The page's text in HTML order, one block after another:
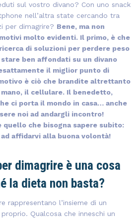
sul vostro divano? Con uno snack
nell’altra state cercando tra
per dimagrire? Bene, ma non
molto evidenti. Il primo, è che
di soluzioni per perdere peso
ben affondati su un divano
il miglior punto di
è ciò che brandite altrettanto
il cellulare. Il benedetto,
ci porta il mondo in casa… anche
noi ad andargli incontro!
quello che bisogna sapere subito:
affidarvi alla buona volontà!
dimagrire è una cosa
la dieta non basta?
rappresentano l’insieme di un
Qualcosa che inneschi un